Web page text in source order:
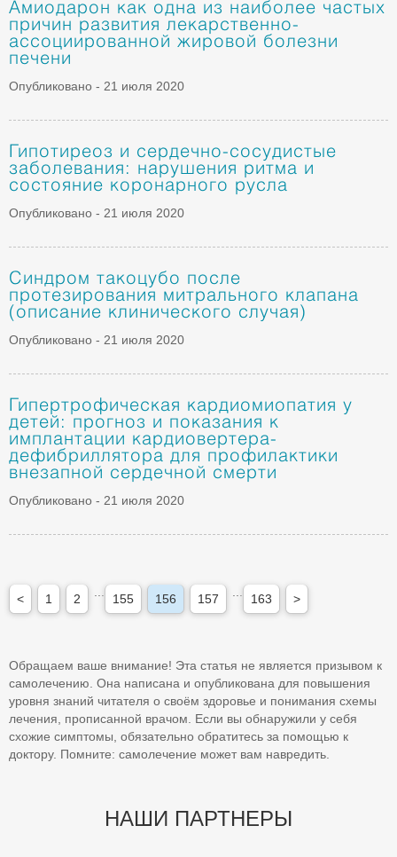
Амиодарон как одна из наиболее частых
причин развития лекарственно-
ассоциированной жировой болезни
печени
Опубликовано - 21 июля 2020
Гипотиреоз и сердечно-сосудистые
заболевания: нарушения ритма и
состояние коронарного русла
Опубликовано - 21 июля 2020
Синдром такоцубо после
протезирования митрального клапана
(описание клинического случая)
Опубликовано - 21 июля 2020
Гипертрофическая кардиомиопатия у
детей: прогноз и показания к
имплантации кардиовертера-
дефибриллятора для профилактики
внезапной сердечной смерти
Опубликовано - 21 июля 2020
< 1 2 155 156 157 163 >
Обращаем ваше внимание! Эта статья не является призывом к
самолечению. Она написана и опубликована для повышения
уровня знаний читателя о своём здоровье и понимания схемы
лечения, прописанной врачом. Если вы обнаружили у себя
схожие симптомы, обязательно обратитесь за помощью к
доктору. Помните: самолечение может вам навредить.
НАШИ ПАРТНЕРЫ